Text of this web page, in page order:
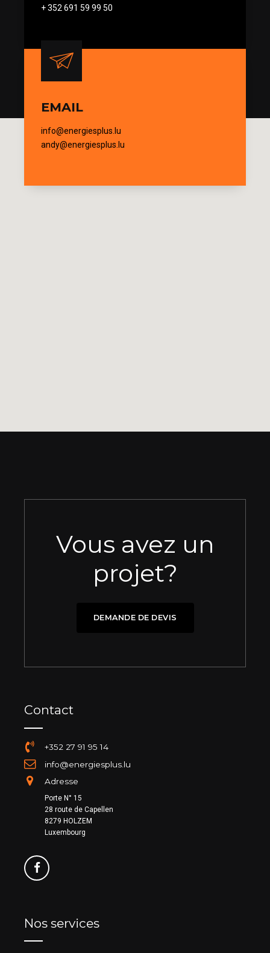
+ 352 691 59 99 50
EMAIL
info@energiesplus.lu
andy@energiesplus.lu
Vous avez un
projet?
DEMANDE DE DEVIS
Contact
+352 27 91 95 14
info@energiesplus.lu
Adresse
Porte N° 15
28 route de Capellen
8279 HOLZEM
Luxembourg
Nos services